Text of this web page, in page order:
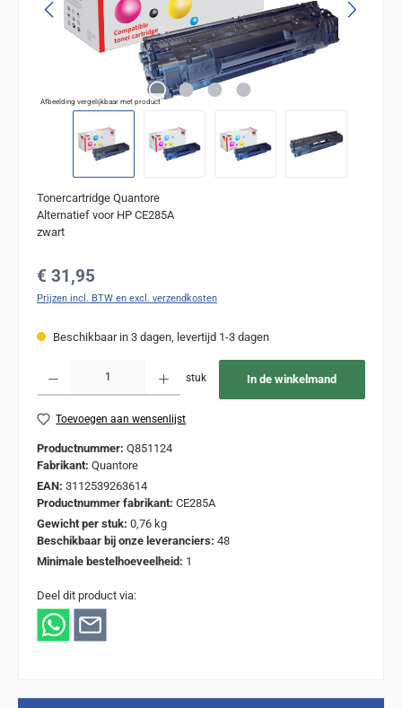
Afbeelding vergelijkbaar met product
Tonercartridge Quantore
Alternatief voor HP CE285A
zwart
Normale prijs:
€ 31,95
Prijzen incl. BTW en excl. verzendkosten
Beschikbaar in 3 dagen, levertijd 1-3 dagen
stuk In de winkelmand
Toevoegen aan wensenlijst
Productnummer: Q851124
Fabrikant: Quantore
EAN: 3112539263614
Productnummer fabrikant: CE285A
Gewicht per stuk: 0,76 kg
Beschikbaar bij onze leveranciers: 48
Minimale bestelhoeveelheid: 1
Deel dit product via: